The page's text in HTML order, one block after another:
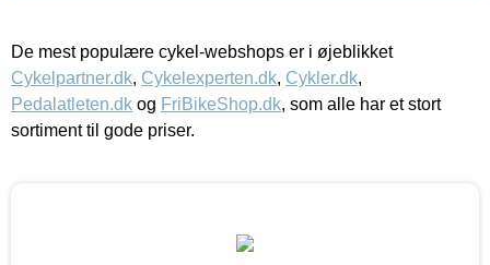
De mest populære cykel-webshops er i øjeblikket
Cykelpartner.dk, Cykelexperten.dk, Cykler.dk,
Pedalatleten.dk og FriBikeShop.dk, som alle har et stort
sortiment til gode priser.